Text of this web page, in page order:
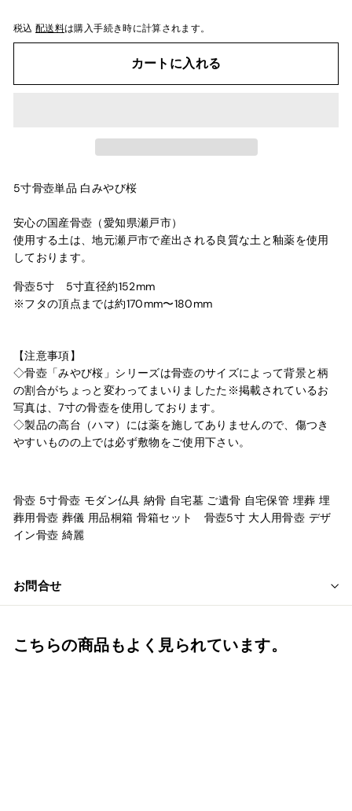
税込配送料は購入手続き時に計算されます。
カートに入れる
5寸骨壺単品 白みやび桜
安心の国産骨壺（愛知県瀬戸市）
使用する土は、地元瀬戸市で産出される良質な土と釉薬を使用
しております。
骨壺5寸 5寸直径約152mm
※フタの頂点までは約170mm〜180mm
【注意事項】
◇骨壺「みやび桜」シリーズは骨壺のサイズによって背景と柄
の割合がちょっと変わってまいりましたた※掲載されているお
写真は、7寸の骨壺を使用しております。
◇製品の高台（ハマ）には薬を施してありませんので、傷つき
やすいものの上では必ず敷物をご使用下さい。
骨壺 5寸骨壺 モダン仏具 納骨 自宅墓 ご遺骨 自宅保管 埋葬 埋
葬用骨壺 葬儀 用品桐箱 骨箱セット 骨壺5寸 大人用骨壺 デザ
イン骨壺 綺麗
お問合せ
こちらの商品もよく見られています。